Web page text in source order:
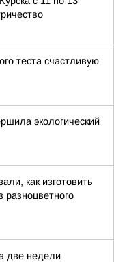
теста счастливую
экологический
как изготовить
разноцветного
две недели